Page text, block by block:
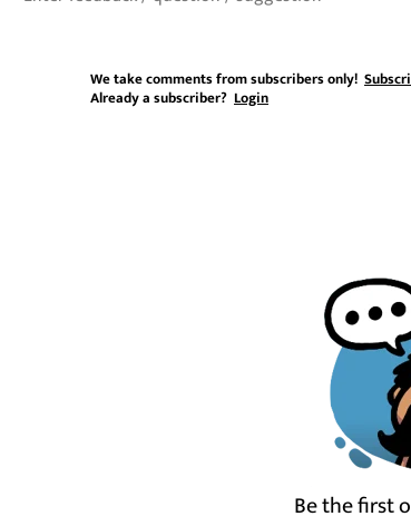
We take comments from subscribers only!
Already a subscriber? Login
Be the first